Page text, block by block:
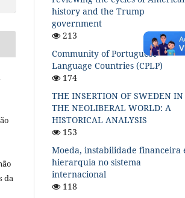
da
history and the Trump
government
213
Community of Portuguese
Language Countries (CPLP)
174
THE INSERTION OF SWEDEN IN
THE NEOLIBERAL WORLD: A
HISTORICAL ANALYSIS
153
Moeda, instabilidade financeira
hierarquia no sistema
internacional
118